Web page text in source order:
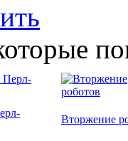
Вторжение